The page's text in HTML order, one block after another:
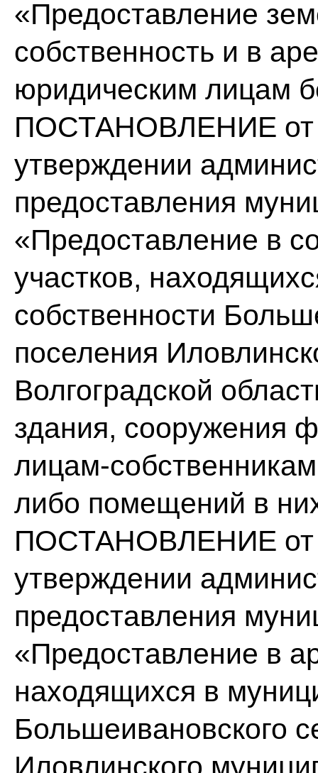
«Предоставление
собственность и в
юридическим лицам
ПОСТАНОВЛЕНИЕ от
утверждении
предоставления
«Предоставление в
участков,
собственности
поселения
Волгоградской
здания, сооружения
лицам-
либо помещений в
ПОСТАНОВЛЕНИЕ от
утверждении
предоставления
«Предоставление в
находящихся в
Большеивановского